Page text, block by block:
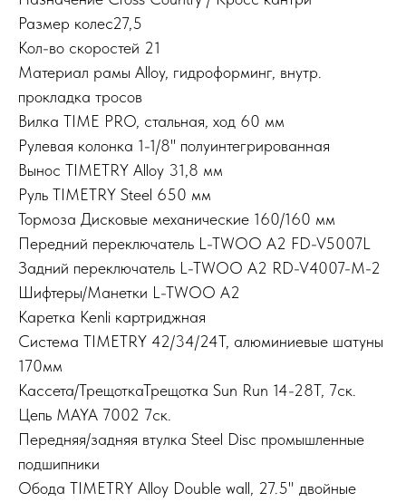
Размер колес27,5
Кол-во скоростей 21
Материал рамы Alloy, гидроформинг, внутр.
прокладка тросов
Вилка TIME PRO, стальная, ход 60 мм
Рулевая колонка 1-1/8'' полуинтегрированная
Вынос TIMETRY Alloy 31,8 мм
Руль TIMETRY Steel 650 мм
Тормоза Дисковые механические 160/160 мм
Передний переключатель L-TWOO A2 FD-V5007L
Задний переключатель L-TWOO A2 RD-V4007-M-2
Шифтеры/Манетки L-TWOO A2
Каретка Kenli картриджная
Система TIMETRY 42/34/24T, алюминиевые шатуны
170мм
Кассета/ТрещоткаТрещотка Sun Run 14-28T, 7ск.
Цепь MAYA 7002 7ск.
Передняя/задняя втулка Steel Disc промышленные
подшипники
Обода TIMETRY Alloy Double wall, 27.5" двойные